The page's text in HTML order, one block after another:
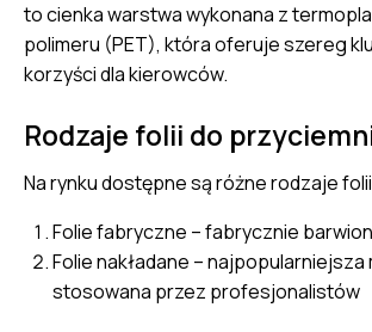
to cienka warstwa wykonana z
polimeru (PET), która oferuje szereg
korzyści dla kierowców.
Rodzaje folii do
Na rynku dostępne są różne rodzaje
Folie fabryczne – fabrycznie
Folie nakładane – najpopularniejsza
stosowana przez profesjonalistów